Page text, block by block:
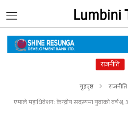
राजनीति
गृहपृष्ठ
राजनीति
एमाले महाधिवेशन: केन्द्रीय सदस्यमा युवाको